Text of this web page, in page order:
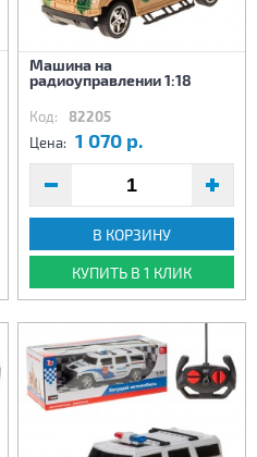
Машина на
радиоуправлении 1:18
Код: 82205
Цена: 1 070 р.
В КОРЗИНУ
КУПИТЬ В 1 КЛИК